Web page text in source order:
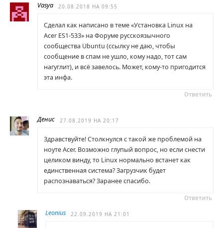
Vasya 20.08.2018 НА 09:55
Сделал как написано в теме «Установка Linux на
Acer ES1-533» на Форуме русскоязычного
сообщества Ubuntu (ссылку не даю, чтобы
сообщение в спам не ушло, кому надо, тот сам
нагуглит), и всё завелось. Может, кому-то пригодится
эта инфа.
Ответить
Денис 27.08.2019 НА 20:17
Здравствуйте! Столкнулся с такой же проблемой на
ноуте Acer. Возможно глупый вопрос, но если снести
целиком винду, то Linux нормально встанет как
единственная система? Загрузчик будет
распознаваться? Заранее спасибо.
Ответить
Leonius 22.09.2019 НА 21:01